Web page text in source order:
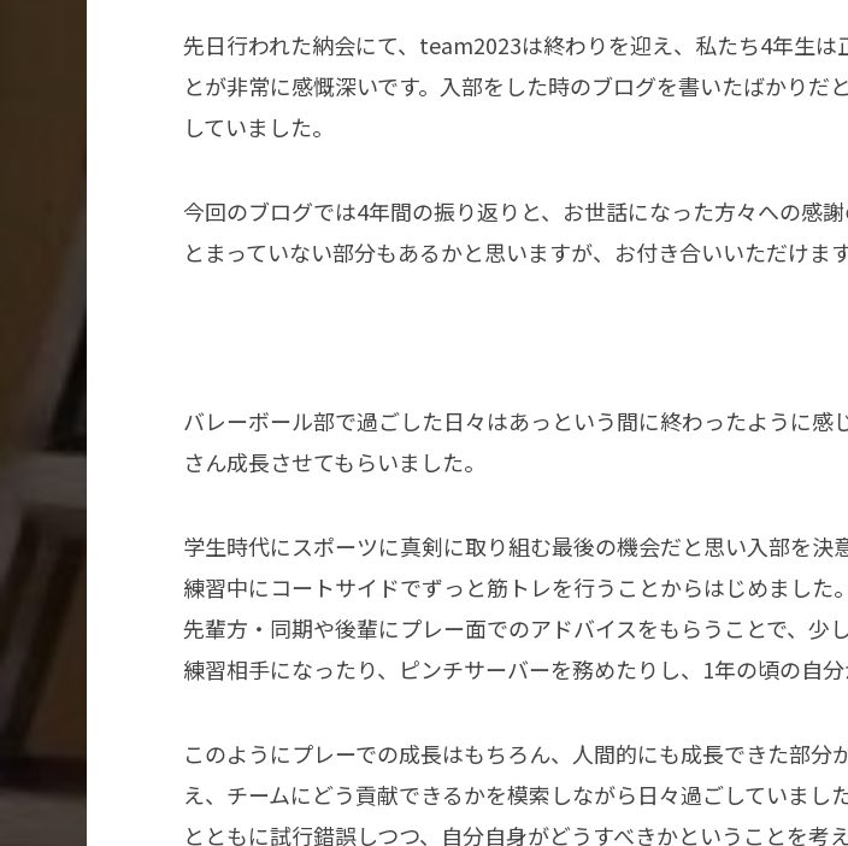
先日行われた納会にて、team2023は終わりを迎え、私たち4年生
とが非常に感慨深いです。入部をした時のブログを書いたばかり
していました。
今回のブログでは4年間の振り返りと、お世話になった方々への感
とまっていない部分もあるかと思いますが、お付き合いいただけます
バレーボール部で過ごした日々はあっという間に終わったように
さん成長させてもらいました。
学生時代にスポーツに真剣に取り組む最後の機会だと思い入部を決
練習中にコートサイドでずっと筋トレを行うことからはじめまし
先輩方・同期や後輩にプレー面でのアドバイスをもらうことで、
練習相手になったり、ピンチサーバーを務めたりし、1年の頃の自
このようにプレーでの成長はもちろん、人間的にも成長できた部
え、チームにどう貢献できるかを模索しながら日々過ごしていま
とともに試行錯誤しつつ、自分自身がどうすべきかということを